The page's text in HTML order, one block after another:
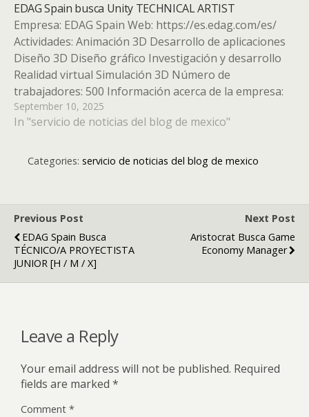
EDAG Spain busca Unity TECHNICAL ARTIST
Empresa: EDAG Spain Web: https://es.edag.com/es/
Actividades: Animación 3D Desarrollo de aplicaciones
Diseño 3D Diseño gráfico Investigación y desarrollo
Realidad virtual Simulación 3D Número de
trabajadores: 500 Información acerca de la empresa:
WHEN OUR AMBITIONS FOR MOBILITY MEAN
REDEFINING LIMITS We are experts in the
September 10, 2025
In "servicio de noticias del blog de mexico"
Categories: servicio de noticias del blog de mexico
Previous Post
EDAG Spain Busca
TÉCNICO/A PROYECTISTA
JUNIOR [H / M / X]
Next Post
Aristocrat Busca Game
Economy Manager
Leave a Reply
Your email address will not be published. Required
fields are marked *
Comment *